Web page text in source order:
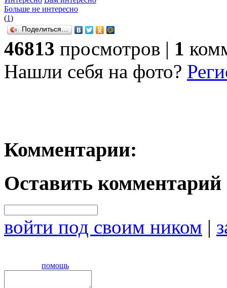
Больше не интересно
(1)
Поделиться…
46813 просмотров | 1
Нашли себя на фото?
Комментарии:
Оставить комментарий
войти под своим ником |
помощь